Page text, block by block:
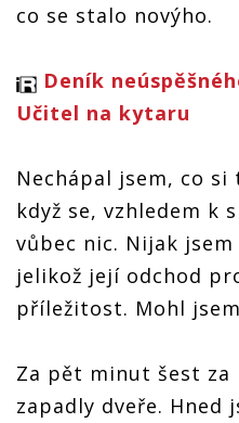
co se stalo novýho.
Deník
Učitel na kytaru
Nechápal jsem, co
když se, vzhledem k
vůbec nic. Nijak
jelikož její odchod
příležitost. Mohl
Za pět minut šest za
zapadly dveře. Hned